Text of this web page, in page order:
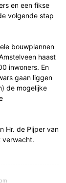
en een fikse
volgende stap
bouwplannen
haast
inwoners. En
gaan liggen
de mogelijke
Hr. de Pijper van
verwacht.